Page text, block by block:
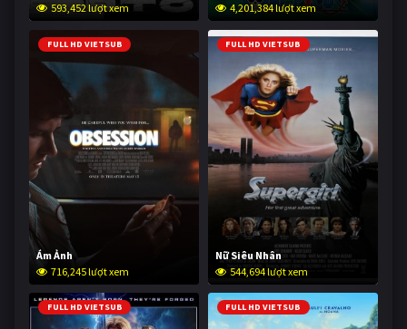
593,452 lượt xem
4,201,384 lượt xem
FULL HD VIETSUB
Ám Ảnh
716,245 lượt xem
FULL HD VIETSUB
Nữ Siêu Nhân
544,694 lượt xem
FULL HD VIETSUB FULL HD VIETSUB